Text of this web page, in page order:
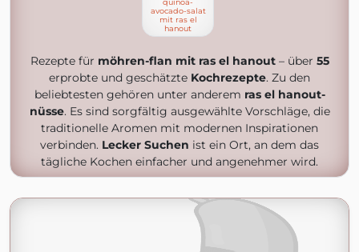
quinoa-
avocado-salat
mit ras el
hanout
Rezepte für möhren-flan mit ras el hanout– über 55
erprobte und geschätzte Kochrezepte. Zu den
beliebtesten gehören unter anderem ras el hanout-
nüsse. Es sind sorgfältig ausgewählte Vorschläge, die
traditionelle Aromen mit modernen Inspirationen
verbinden. Lecker Suchen ist ein Ort, an dem das
tägliche Kochen einfacher und angenehmer wird.